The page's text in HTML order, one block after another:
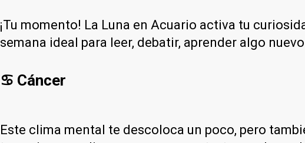
¡Tu momento! La Luna en Acuario activa tu
semana ideal para leer, debatir, aprender algo
♋ Cáncer
Este clima mental te descoloca un poco, pero